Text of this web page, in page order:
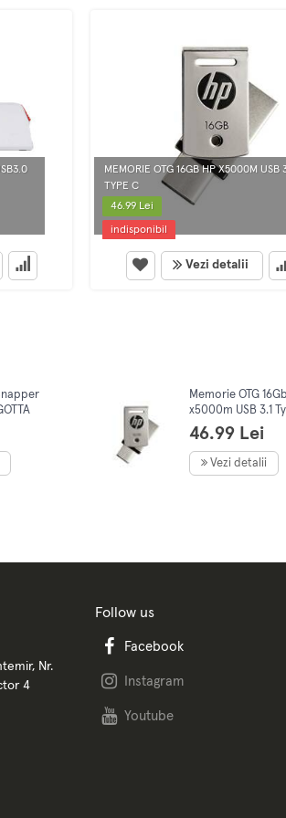
MEMORIE OTG 16GB HP X5000M USB
TYPE C
46.99 Lei
indisponibil
Vezi detalii
Memorie OTG
x5000m USB 3.1
46.99 Lei
Vezi detalii
Nr.
4
Follow us
Facebook
Instagram
Youtube